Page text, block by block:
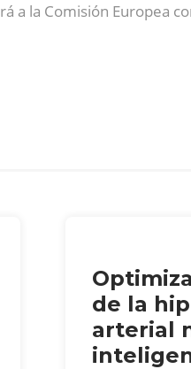
a la Comisión Europea
de la
arterial